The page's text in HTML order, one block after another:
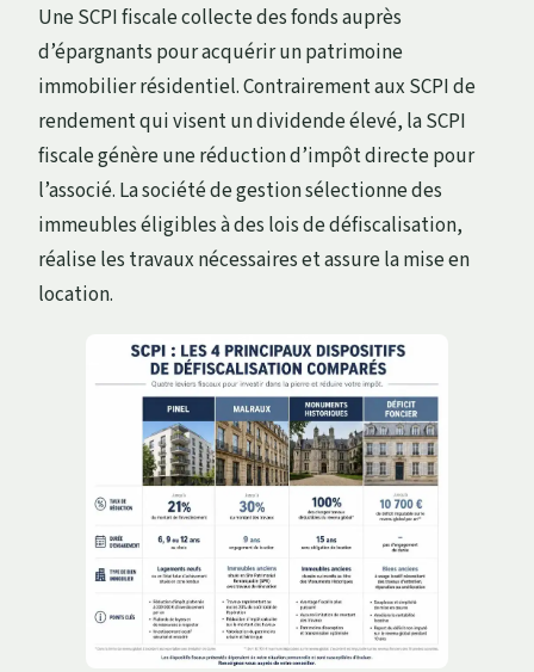
Une SCPI fiscale collecte des fonds auprès
d’épargnants pour acquérir un patrimoine
immobilier résidentiel. Contrairement aux SCPI de
rendement qui visent un dividende élevé, la SCPI
fiscale génère une réduction d’impôt directe pour
l’associé. La société de gestion sélectionne des
immeubles éligibles à des lois de défiscalisation,
réalise les travaux nécessaires et assure la mise en
location.